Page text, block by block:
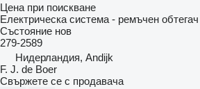
Цена при поискване
Електрическа система - ремъчен обтегач
Състояние нов
279-2589
Нидерландия, Andijk
F. J. de Boer
Свържете се с продавача